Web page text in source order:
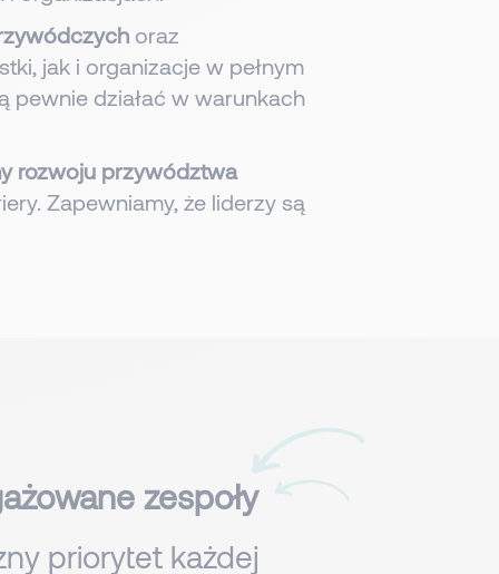
oraz
jak i organizacje w pełnym
pewnie działać w warunkach
rozwoju przywództwa
Zapewniamy, że liderzy są
zespoły
priorytet każdej